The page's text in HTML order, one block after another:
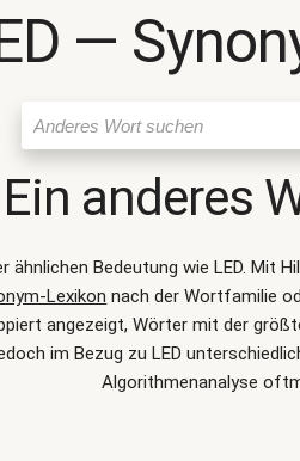
―
Ein anderes
ähnlichen Bedeutung wie LED. Mit
Lexikon nach der Wortfamilie
angezeigt, Wörter mit der
im Bezug zu LED
Algorithmenanalyse